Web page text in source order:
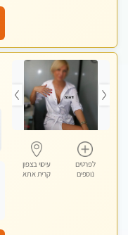
לפרטים
נוספים
עיסוי בצפון
קרית אתא